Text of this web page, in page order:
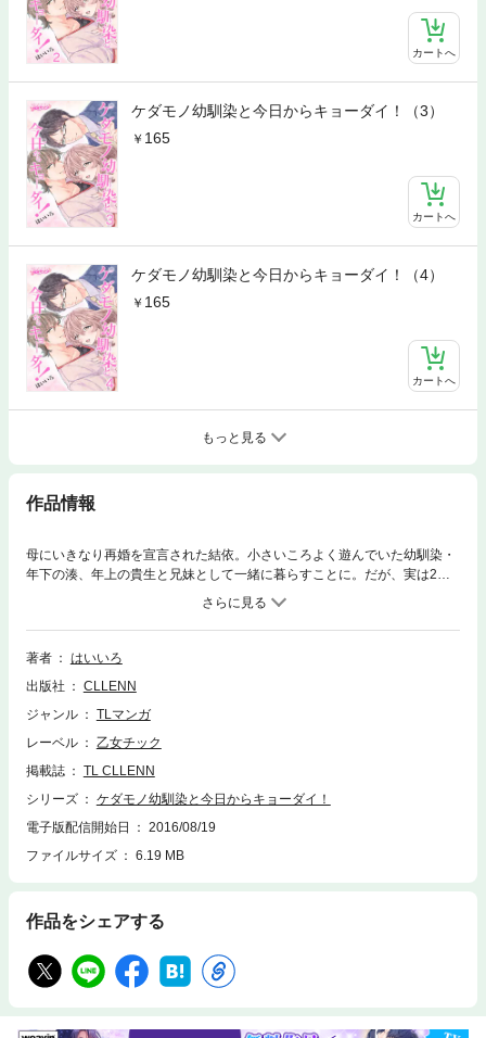
カートへ
ケダモノ幼馴染と今日からキョーダイ！（3）
165
カートへ
ケダモノ幼馴染と今日からキョーダイ！（4）
165
カートへ
もっと見る
作品情報
母にいきなり再婚を宣言された結依。小さいころよく遊んでいた幼馴染・
年下の湊、年上の貴生と兄妹として一緒に暮らすことに。だが、実は2人
は昔から結依のことが大好きで、隙あらばアプローチをされ続けること
に！カワイイ系の弟と、知的な兄に体まで奪われて…！？争奪戦の行方
は！？
著者
はいいろ
出版社
CLLENN
ジャンル
TLマンガ
レーベル
乙女チック
掲載誌
TL CLLENN
シリーズ
ケダモノ幼馴染と今日からキョーダイ！
電子版配信開始日
2016/08/19
ファイルサイズ
6.19 MB
作品をシェアする